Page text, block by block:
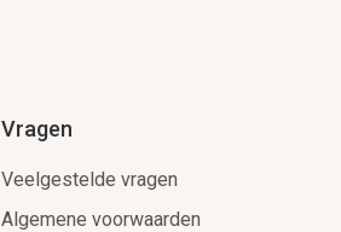
Vragen
Veelgestelde vragen
Algemene voorwaarden